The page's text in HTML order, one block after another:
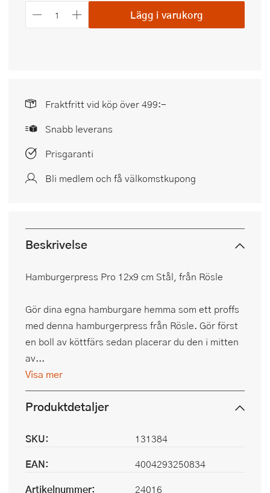
Lägg i varukorg
Fraktfritt vid köp över 499:-
Snabb leverans
Prisgaranti
Bli medlem och få välkomstkupong
Beskrivelse
Hamburgerpress Pro 12x9 cm Stål, från Rösle
Gör dina egna hamburgare hemma som ett proffs
med denna hamburgerpress från Rösle. Gör först
en boll av köttfärs sedan placerar du den i mitten
av...
Visa mer
Produktdetaljer
SKU:
131384
EAN:
4004293250834
Artikelnummer:
24016